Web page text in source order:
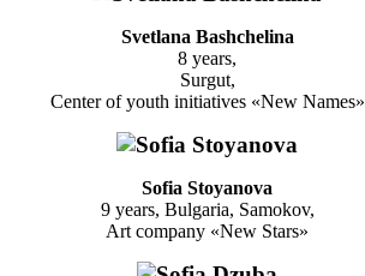
Svetlana Bashchelina
8 years,
Surgut,
Center of youth initiatives «New Names»
Sofia Stoyanova
9 years, Bulgaria, Samokov,
Art company «New Stars»